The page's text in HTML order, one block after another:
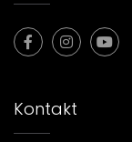
Kontakt